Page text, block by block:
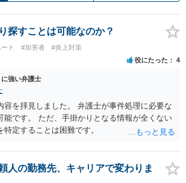
探すことは可能なのか？
ト #加害者 #炎上対策
役にたった 4
強い弁護士
容を拝見しました。 弁護士が事件処理に必要な
能です。 ただ、手掛かりとなる情報が全くない
定することは困難です。
人の勤務先、キャリアで変わりま